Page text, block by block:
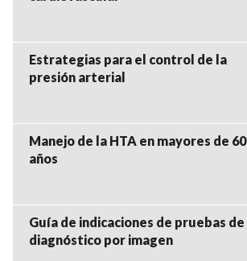
Estrategias para el control de la
presión arterial
Manejo de la HTA en mayores de 60
años
Guía de indicaciones de pruebas de
diagnóstico por imagen